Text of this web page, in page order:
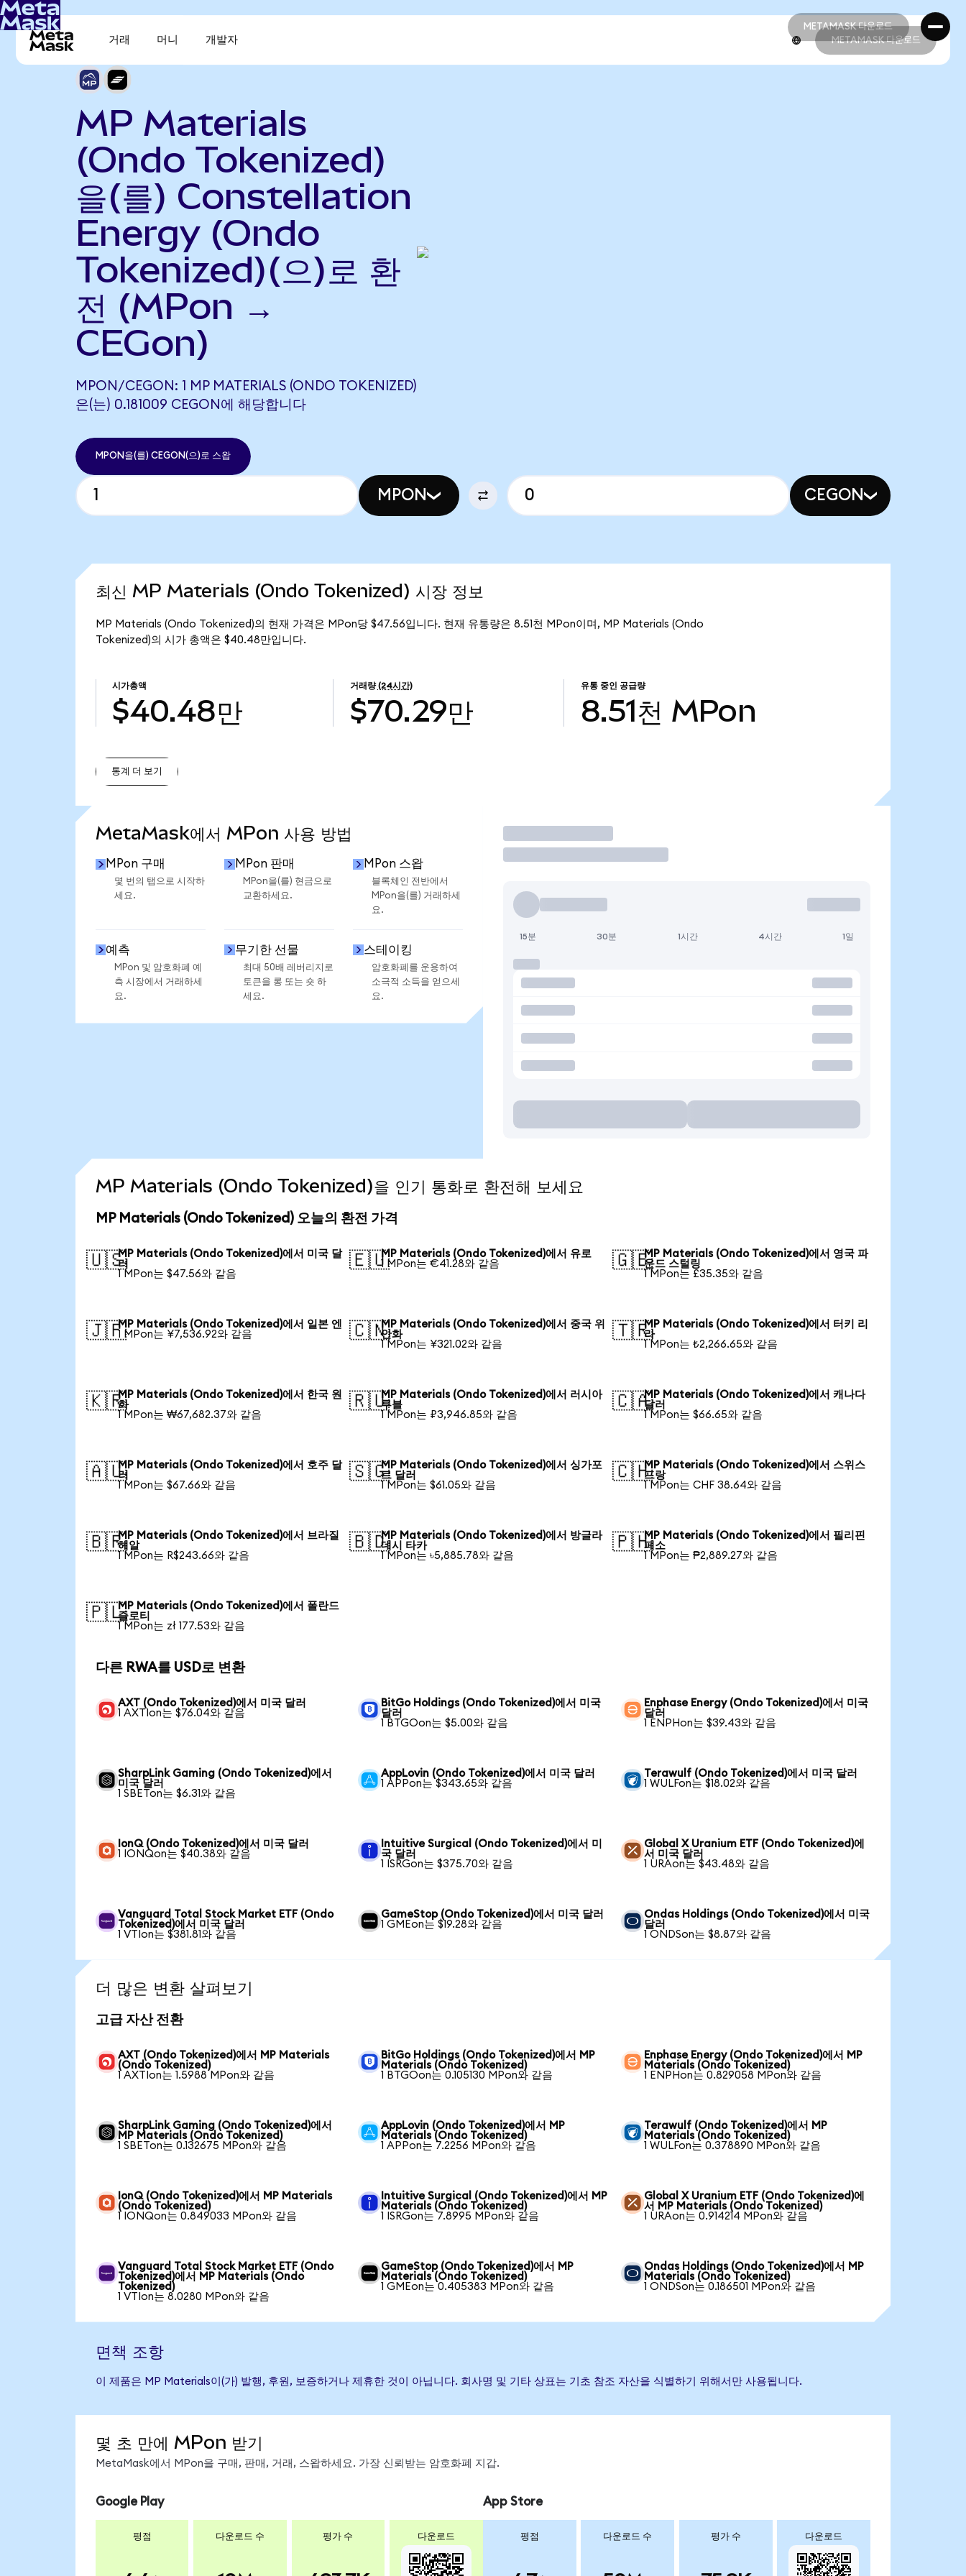
METAMASK 다운로드
METAMASK 다운로드
거래 머니 개발자 METAMASK 다운로드
MP Materials
(Ondo Tokenized)
을(를) Constellation
Energy (Ondo
Tokenized)(으)로 환
전 (MPon →
CEGon)
MPON/CEGON: 1 MP MATERIALS (ONDO TOKENIZED)
은(는) 0.181009 CEGON에 해당합니다
MPON을(를) CEGON(으)로 스왑
MPON CEGON
최신 MP Materials (Ondo Tokenized) 시장 정보
MP Materials (Ondo Tokenized)의 현재 가격은 MPon당 $47.56입니다. 현재 유통량은 8.51천 MPon이며, MP Materials (Ondo
Tokenized)의 시가 총액은 $40.48만입니다.
시가총액
$40.48만
거래량 (24시간)
$70.29만
유통 중인 공급량
8.51천 MPon
통계 더 보기
MetaMask에서 MPon 사용 방법
MPon 구매
몇 번의 탭으로 시작하
세요.
MPon 판매
MPon을(를) 현금으로
교환하세요.
MPon 스왑
블록체인 전반에서
MPon을(를) 거래하세
요.
예측
MPon 및 암호화폐 예
측 시장에서 거래하세
요.
무기한 선물
최대 50배 레버리지로
토큰을 롱 또는 숏 하
세요.
스테이킹
암호화폐를 운용하여
소극적 소득을 얻으세
요.
거래
15분 30분 1시간 4시간 1일
MP Materials (Ondo Tokenized)을 인기 통화로 환전해 보세요
MP Materials (Ondo Tokenized) 오늘의 환전 가격
🇺🇸MP Materials (Ondo Tokenized)에서 미국 달
러
1 MPon는 $47.56와 같음
🇪🇺MP Materials (Ondo Tokenized)에서 유로
1 MPon는 €41.28와 같음
🇬🇧MP Materials (Ondo Tokenized)에서 영국 파
운드 스털링
1 MPon는 £35.35와 같음
🇯🇵MP Materials (Ondo Tokenized)에서 일본 엔
1 MPon는 ¥7,536.92와 같음
🇨🇳MP Materials (Ondo Tokenized)에서 중국 위
안화
1 MPon는 ¥321.02와 같음
🇹🇷MP Materials (Ondo Tokenized)에서 터키 리
라
1 MPon는 ₺2,266.65와 같음
🇰🇷MP Materials (Ondo Tokenized)에서 한국 원
화
1 MPon는 ₩67,682.37와 같음
🇷🇺MP Materials (Ondo Tokenized)에서 러시아
루블
1 MPon는 ₽3,946.85와 같음
🇨🇦MP Materials (Ondo Tokenized)에서 캐나다
달러
1 MPon는 $66.65와 같음
🇦🇺MP Materials (Ondo Tokenized)에서 호주 달
러
1 MPon는 $67.66와 같음
🇸🇬MP Materials (Ondo Tokenized)에서 싱가포
르 달러
1 MPon는 $61.05와 같음
🇨🇭MP Materials (Ondo Tokenized)에서 스위스
프랑
1 MPon는 CHF 38.64와 같음
🇧🇷MP Materials (Ondo Tokenized)에서 브라질
헤알
1 MPon는 R$243.66와 같음
🇧🇩MP Materials (Ondo Tokenized)에서 방글라
데시 타카
1 MPon는 ৳5,885.78와 같음
🇵🇭MP Materials (Ondo Tokenized)에서 필리핀
페소
1 MPon는 ₱2,889.27와 같음
🇵🇱MP Materials (Ondo Tokenized)에서 폴란드
즐로티
1 MPon는 zł 177.53와 같음
다른 RWA를 USD로 변환
AXT (Ondo Tokenized)에서 미국 달러
1 AXTIon는 $76.04와 같음
BitGo Holdings (Ondo Tokenized)에서 미국
달러
1 BTGOon는 $5.00와 같음
Enphase Energy (Ondo Tokenized)에서 미국
달러
1 ENPHon는 $39.43와 같음
SharpLink Gaming (Ondo Tokenized)에서
미국 달러
1 SBETon는 $6.31와 같음
AppLovin (Ondo Tokenized)에서 미국 달러
1 APPon는 $343.65와 같음
Terawulf (Ondo Tokenized)에서 미국 달러
1 WULFon는 $18.02와 같음
IonQ (Ondo Tokenized)에서 미국 달러
1 IONQon는 $40.38와 같음
Intuitive Surgical (Ondo Tokenized)에서 미
국 달러
1 ISRGon는 $375.70와 같음
Global X Uranium ETF (Ondo Tokenized)에
서 미국 달러
1 URAon는 $43.48와 같음
Vanguard Total Stock Market ETF (Ondo
Tokenized)에서 미국 달러
1 VTIon는 $381.81와 같음
GameStop (Ondo Tokenized)에서 미국 달러
1 GMEon는 $19.28와 같음
Ondas Holdings (Ondo Tokenized)에서 미국
달러
1 ONDSon는 $8.87와 같음
더 많은 변환 살펴보기
고급 자산 전환
AXT (Ondo Tokenized)에서 MP Materials
(Ondo Tokenized)
1 AXTIon는 1.5988 MPon와 같음
BitGo Holdings (Ondo Tokenized)에서 MP
Materials (Ondo Tokenized)
1 BTGOon는 0.105130 MPon와 같음
Enphase Energy (Ondo Tokenized)에서 MP
Materials (Ondo Tokenized)
1 ENPHon는 0.829058 MPon와 같음
SharpLink Gaming (Ondo Tokenized)에서
MP Materials (Ondo Tokenized)
1 SBETon는 0.132675 MPon와 같음
AppLovin (Ondo Tokenized)에서 MP
Materials (Ondo Tokenized)
1 APPon는 7.2256 MPon와 같음
Terawulf (Ondo Tokenized)에서 MP
Materials (Ondo Tokenized)
1 WULFon는 0.378890 MPon와 같음
IonQ (Ondo Tokenized)에서 MP Materials
(Ondo Tokenized)
1 IONQon는 0.849033 MPon와 같음
Intuitive Surgical (Ondo Tokenized)에서 MP
Materials (Ondo Tokenized)
1 ISRGon는 7.8995 MPon와 같음
Global X Uranium ETF (Ondo Tokenized)에
서 MP Materials (Ondo Tokenized)
1 URAon는 0.914214 MPon와 같음
Vanguard Total Stock Market ETF (Ondo
Tokenized)에서 MP Materials (Ondo
Tokenized)
1 VTIon는 8.0280 MPon와 같음
GameStop (Ondo Tokenized)에서 MP
Materials (Ondo Tokenized)
1 GMEon는 0.405383 MPon와 같음
Ondas Holdings (Ondo Tokenized)에서 MP
Materials (Ondo Tokenized)
1 ONDSon는 0.186501 MPon와 같음
면책 조항
이 제품은 MP Materials이(가) 발행, 후원, 보증하거나 제휴한 것이 아닙니다. 회사명 및 기타 상표는 기초 참조 자산을 식별하기 위해서만 사용됩니다.
몇 초 만에 MPon 받기
MetaMask에서 MPon을 구매, 판매, 거래, 스왑하세요. 가장 신뢰받는 암호화폐 지갑.
Google Play
평점 다운로드 수 평가 수 다운로드
App Store
평점 다운로드 수 평가 수 다운로드